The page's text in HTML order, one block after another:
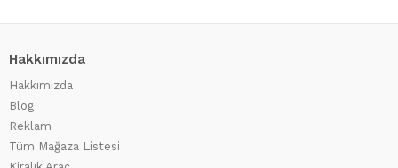
Hakkımızda
Hakkımızda
Blog
Reklam
Tüm Mağaza Listesi